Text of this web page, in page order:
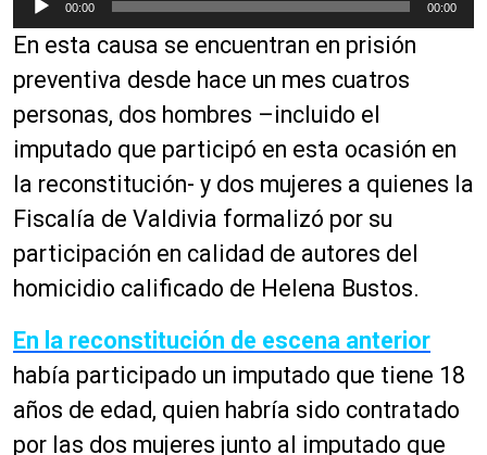
e
p
r
o
d
u
c
t
o
r
d
a
u
d
i
o
00:00 00:00
En esta causa se encuentran en prisión
preventiva desde hace un mes cuatros
personas, dos hombres –incluido el
imputado que participó en esta ocasión en
la reconstitución- y dos mujeres a quienes la
Fiscalía de Valdivia formalizó por su
participación en calidad de autores del
homicidio calificado de Helena Bustos.
En la reconstitución de escena anterior
había participado un imputado que tiene 18
años de edad, quien habría sido contratado
por las dos mujeres junto al imputado que